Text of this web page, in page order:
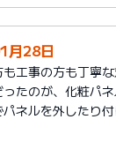
月28日
工事の方も丁寧
ったのが、化粧パ
ネルを外したり